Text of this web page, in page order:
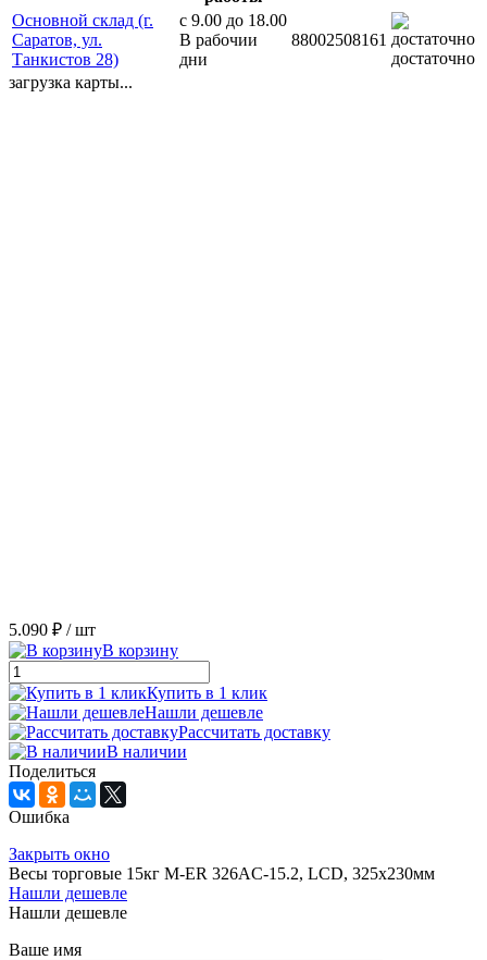
Основной склад (г.
Саратов, ул.
Танкистов 28)
с 9.00 до 18.00
В рабочии
дни
88002508161
достаточно
загрузка карты...
5.090 ₽ / шт
В корзину
Купить в 1 клик
Нашли дешевле
Рассчитать доставку
В наличии
Поделиться
Ошибка
Закрыть окно
Весы торговые 15кг M-ER 326AC-15.2, LCD, 325х230мм
Нашли дешевле
Нашли дешевле
Ваше имя